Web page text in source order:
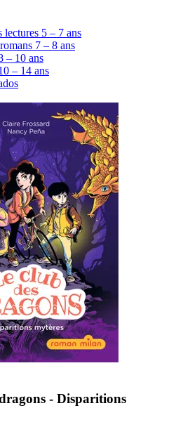
lectures 5 – 7 ans
7 – 8 ans
– 10 ans
– 14 ans
- Disparitions